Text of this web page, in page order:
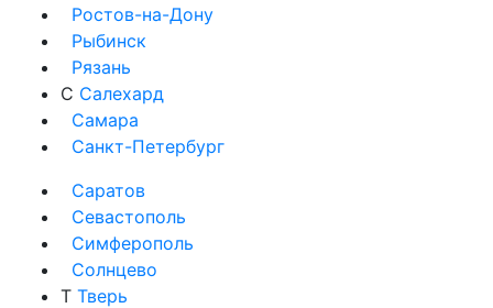
Ростов-на-Дону
Рыбинск
Рязань
С Салехард
Самара
Санкт-Петербург
Саратов
Севастополь
Симферополь
Солнцево
Т Тверь